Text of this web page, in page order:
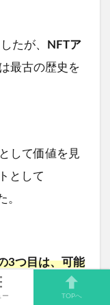
たが、
NFTア
最古の歴史を
して価値を見
として
。
3つ目は、可能
ー TOPへ